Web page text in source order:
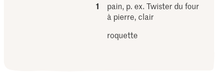
1
pain, p. ex. Twister du four
à pierre, clair
roquette